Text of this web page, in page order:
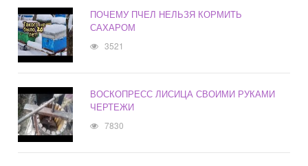
ПОЧЕМУ ПЧЕЛ НЕЛЬЗЯ КОРМИТЬ
САХАРОМ
3521
ВОСКОПРЕСС ЛИСИЦА СВОИМИ РУКАМИ
ЧЕРТЕЖИ
7830